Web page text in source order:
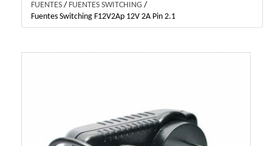
FUENTES / FUENTES SWITCHING /
Fuentes Switching F12V2Ap 12V 2A Pin 2.1